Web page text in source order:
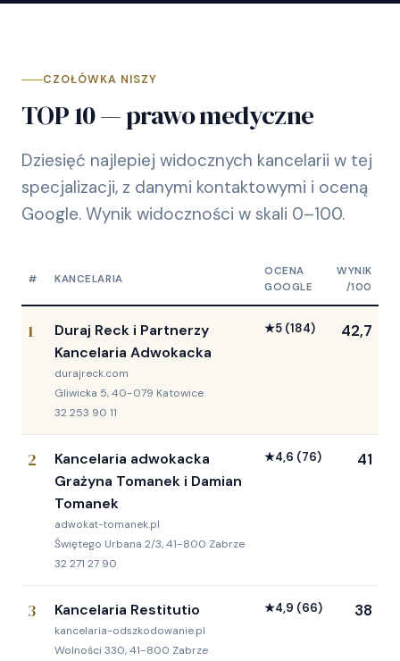
CZOŁÓWKA NISZY
TOP 10 — prawo medyczne
Dziesięć najlepiej widocznych kancelarii w tej
specjalizacji, z danymi kontaktowymi i oceną
Google. Wynik widoczności w skali 0–100.
# KANCELARIA
OCENA
GOOGLE
WYNIK
/100
1
Duraj Reck i Partnerzy
Kancelaria Adwokacka
durajreck.com
Gliwicka 5, 40-079 Katowice
32 253 90 11
★5 (184) 42,7
2
Kancelaria adwokacka
Grażyna Tomanek i Damian
Tomanek
adwokat-tomanek.pl
Świętego Urbana 2/3, 41-800 Zabrze
32 271 27 90
★4,6 (76) 41
3 Kancelaria Restitutio
kancelaria-odszkodowanie.pl
Wolności 330, 41-800 Zabrze
★4,9 (66) 38